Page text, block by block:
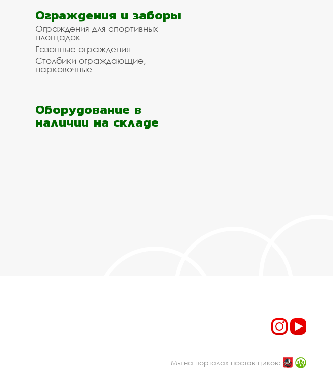
Ограждения и заборы
Ограждения для спортивных
площадок
Газонные ограждения
Столбики ограждающие,
парковочные
Оборудование в
наличии на складе
Мы на порталах поставщиков: